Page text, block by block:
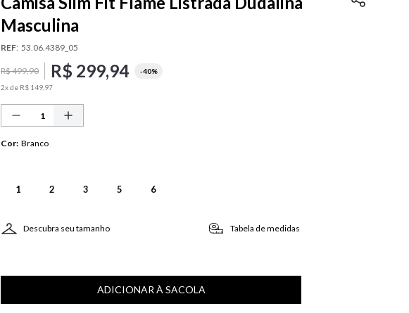
Masculina
REF: 53.06.4389_05
R$499,90 R$ 299,94 -40%
2x de R$ 149 97
Cor: Branco
1 2 3 5 6
Descubra seu tamanho Tabela de medidas
ADICIONAR À SACOLA